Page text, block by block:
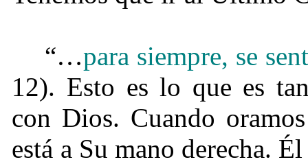
“…para siempre, se
12). Esto es lo que es
con Dios. Cuando
está a Su mano derecha.